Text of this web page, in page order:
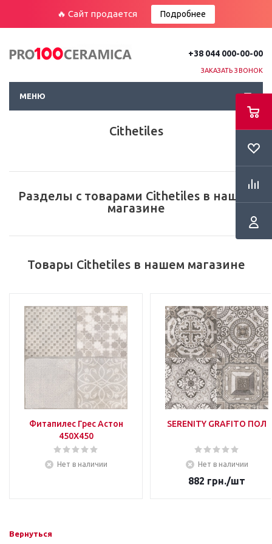
🔥 Сайт продается Подробнее
+38 044 000-00-00
ЗАКАЗАТЬ ЗВОНОК
МЕНЮ
Cithetiles
Разделы с товарами Cithetiles в нашем
магазине
Товары Cithetiles в нашем магазине
Фитапилес Грес Астон
450Х450
Нет в наличии
SERENITY GRAFITO ПОЛ
Нет в наличии
882 грн./шт
Вернуться